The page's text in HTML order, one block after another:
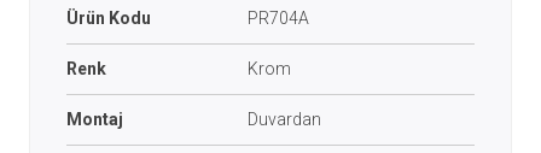
Ürün Kodu PR704A
Renk Krom
Montaj Duvardan